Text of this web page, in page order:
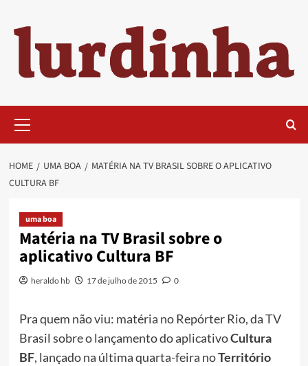
content
Menu
HOME UMA BOA
MATÉRIA NA TV BRASIL SOBRE O APLICATIVO
CULTURA BF
uma boa
Matéria na TV Brasil sobre o
aplicativo Cultura BF
heraldo hb 17 de julho de 2015 0
Pra quem não viu: matéria no Repórter Rio, da TV
Brasil sobre o lançamento do aplicativoCultura
BF, lançado na última quarta-feira noTerritório